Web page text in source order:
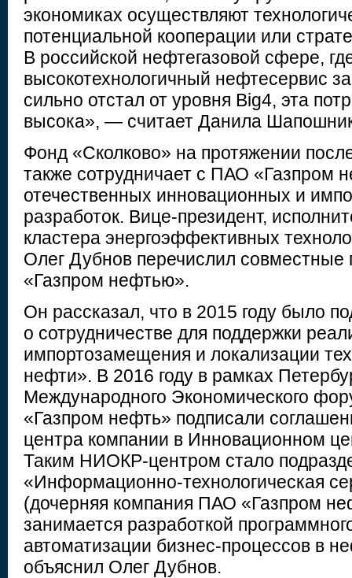
экономиках осуществляют
потенциальной кооперации или
В российской нефтегазовой сфере,
высокотехнологичный нефтесервис
сильно отстал от уровня Big4, эта
высока», — считает Данила
Фонд «Сколково» на протяжении
также сотрудничает с ПАО «Газпром
отечественных инновационных и
разработок. Вице-президент,
кластера энергоэффективных
Олег Дубнов перечислил совместные
«Газпром нефтью».
Он рассказал, что в 2015 году было
о сотрудничестве для поддержки
импортозамещения и локализации
нефти». В 2016 году в рамках
Международного Экономического
«Газпром нефть» подписали
центра компании в Инновационном
Таким НИОКР-центром стало
«Информационно-технологическая
(дочерняя компания ПАО «Газпром
занимается разработкой
автоматизации бизнес-процессов в
объяснил Олег Дубнов.